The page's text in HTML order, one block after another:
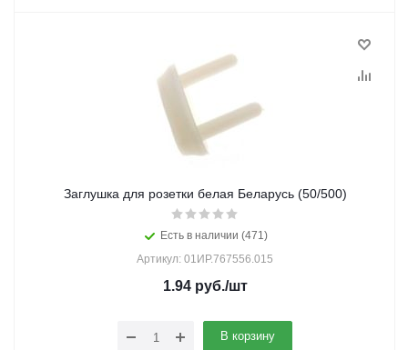
Заглушка для розетки белая Беларусь (50/500)
Есть в наличии (471)
Артикул: 01ИР.767556.015
1.94руб./шт
В корзину